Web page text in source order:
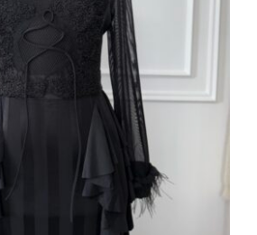
İthal elbise